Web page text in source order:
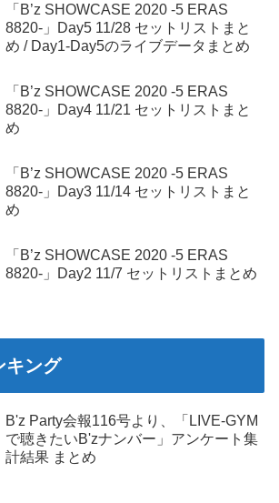
「B’z SHOWCASE 2020 -5 ERAS
8820-」Day5 11/28 セットリストまと
め / Day1-Day5のライブデータまとめ
「B’z SHOWCASE 2020 -5 ERAS
8820-」Day4 11/21 セットリストまと
め
「B’z SHOWCASE 2020 -5 ERAS
8820-」Day3 11/14 セットリストまと
め
「B’z SHOWCASE 2020 -5 ERAS
8820-」Day2 11/7 セットリストまとめ
キング
B'z Party会報116号より、「LIVE-GYM
で聴きたいB'zナンバー」アンケート集
計結果 まとめ